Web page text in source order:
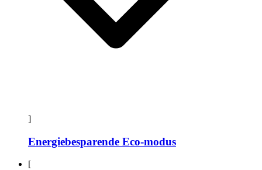
]
Energiebesparende Eco-modus
[